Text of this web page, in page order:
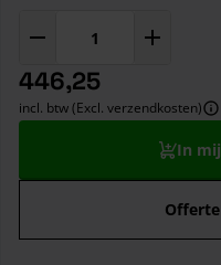
446,25
incl. btw (Excl. verzendkosten)
In